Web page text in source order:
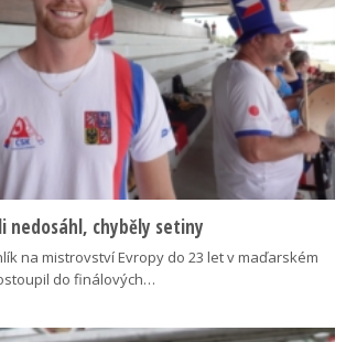
nedosáhl, chyběly setiny
na mistrovství Evropy do 23 let v maďarském
do finálových…